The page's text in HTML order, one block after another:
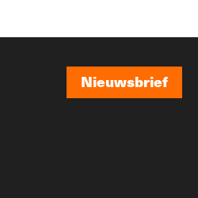
Nieuwsbrief